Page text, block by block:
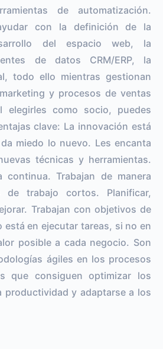
de automatización.
con la definición de la
del espacio web, la
de datos CRM/ERP, la
todo ello mientras gestionan
y procesos de ventas
como socio, puedes
clave: La innovación está
miedo lo nuevo. Les encanta
técnicas y herramientas.
continua. Trabajan de manera
de trabajo cortos. Planificar,
Trabajan con objetivos de
está en ejecutar tareas, si no en
posible a cada negocio. Son
ágiles en los procesos
que consiguen optimizar los
productividad y adaptarse a los